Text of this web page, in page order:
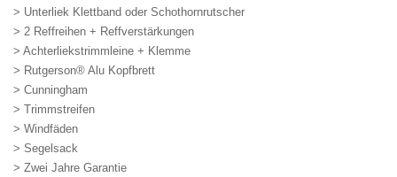
> Unterliek Klettband oder Schothornrutscher
> 2 Reffreihen + Reffverstärkungen
> Achterliekstrimmleine + Klemme
> Rutgerson® Alu Kopfbrett
> Cunningham
> Trimmstreifen
> Windfäden
> Segelsack
> Zwei Jahre Garantie